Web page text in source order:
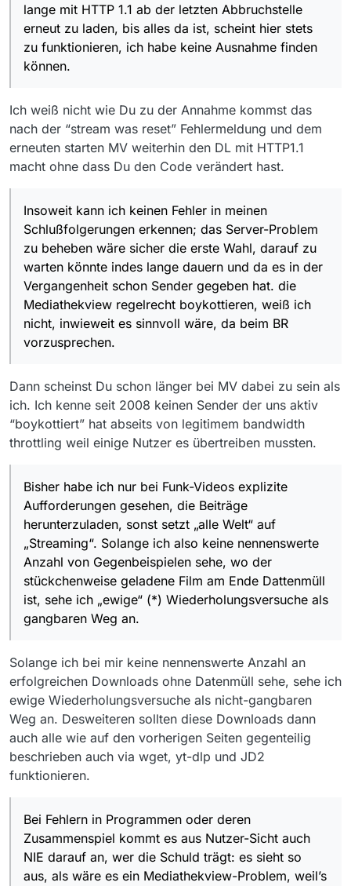
Bisher habe ich nur bei Funk-Videos explizite
Aufforderungen gesehen, die Beiträge herunterzuladen,
sonst setzt „alle Welt“ auf „Streaming“. Solange ich also
keine nennenswerte Anzahl von Gegenbeispielen sehe,
Wiederholungsversuche als gangbaren Weg an. Bei
Fehlern in Programmen oder deren Zusammenspiel
kommt es aus Nutzer-Sicht auch NIE darauf an, wer die
Schuld trägt: es sieht so aus, als wäre es ein
Mediathekview-Problem, weil’s anscheinend mit dem
welche Seite den Fehler zu beheben hätte, oft genug
dazu, daß es niemand macht und somit der Fehler einfach
bleibt. Fast immer geht das auf Kosten des schwächeren
quelloffenen Projekts. Kann man sich drüber aufregen, ist
aber so.
lange mit HTTP 1.1 ab der letzten Abbruchstelle
erneut zu laden, bis alles da ist, scheint hier stets
zu funktionieren, ich habe keine Ausnahme finden
können.
Ich weiß nicht wie Du zu der Annahme kommst das
nach der “stream was reset” Fehlermeldung und dem
erneuten starten MV weiterhin den DL mit HTTP1.1
macht ohne dass Du den Code verändert hast.
Insoweit kann ich keinen Fehler in meinen
Schlußfolgerungen erkennen; das Server-Problem
zu beheben wäre sicher die erste Wahl, darauf zu
warten könnte indes lange dauern und da es in der
Vergangenheit schon Sender gegeben hat. die
Mediathekview regelrecht boykottieren, weiß ich
nicht, inwieweit es sinnvoll wäre, da beim BR
vorzusprechen.
Dann scheinst Du schon länger bei MV dabei zu sein als
ich. Ich kenne seit 2008 keinen Sender der uns aktiv
“boykottiert” hat abseits von legitimem bandwidth
throttling weil einige Nutzer es übertreiben mussten.
Bisher habe ich nur bei Funk-Videos explizite
Aufforderungen gesehen, die Beiträge
herunterzuladen, sonst setzt „alle Welt“ auf
„Streaming“. Solange ich also keine nennenswerte
Anzahl von Gegenbeispielen sehe, wo der
stückchenweise geladene Film am Ende Dattenmüll
ist, sehe ich „ewige“ (*) Wiederholungsversuche als
gangbaren Weg an.
Solange ich bei mir keine nennenswerte Anzahl an
erfolgreichen Downloads ohne Datenmüll sehe, sehe ich
ewige Wiederholungsversuche als nicht-gangbaren
Weg an. Desweiteren sollten diese Downloads dann
auch alle wie auf den vorherigen Seiten gegenteilig
beschrieben auch via wget, yt-dlp und JD2
funktionieren.
Bei Fehlern in Programmen oder deren
Zusammenspiel kommt es aus Nutzer-Sicht auch
NIE darauf an, wer die Schuld trägt: es sieht so
aus, als wäre es ein Mediathekview-Problem, weil’s